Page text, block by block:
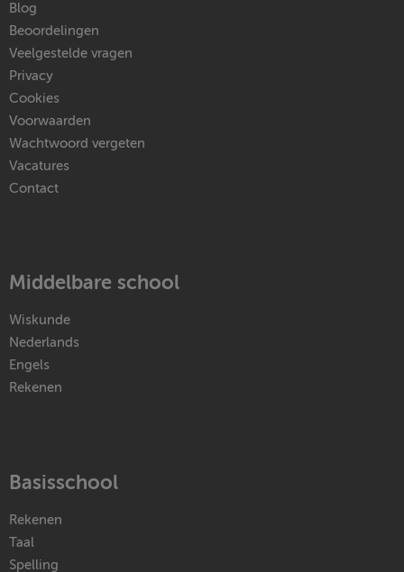
Blog
Beoordelingen
Veelgestelde vragen
Privacy
Cookies
Voorwaarden
Wachtwoord vergeten
Vacatures
Contact
Middelbare school
Wiskunde
Nederlands
Engels
Rekenen
Basisschool
Rekenen
Taal
Spelling